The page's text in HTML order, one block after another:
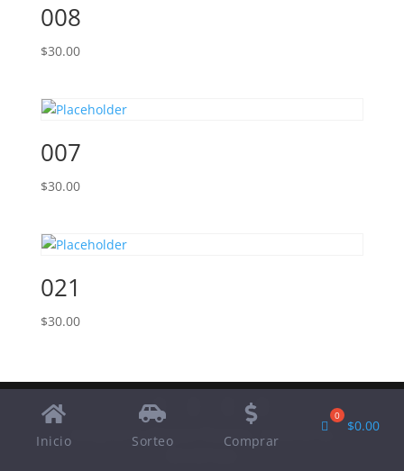
008
$30.00
007
$30.00
021
$30.00
Designed by Elegant Themes
| Powered by
Inicio Sorteo Comprar
$0.00